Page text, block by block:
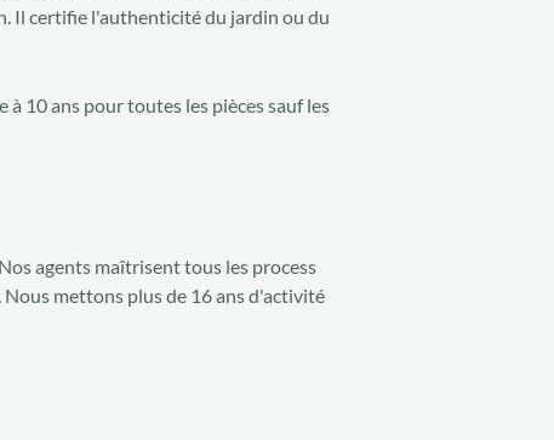
Il certifie l'authenticité du jardin ou du
10 ans pour toutes les pièces sauf les
agents maîtrisent tous les process
mettons plus de 16 ans d'activité